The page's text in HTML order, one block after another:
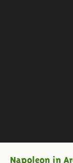
Napoleon in